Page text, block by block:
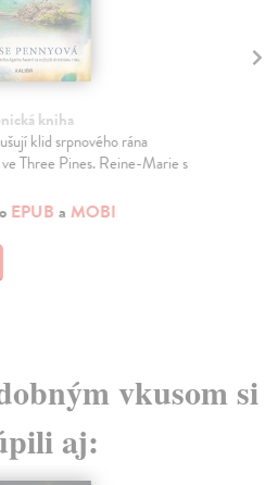
kniha
klid srpnového rána
Three Pines. Reine-Marie s
EPUB a MOBI
vkusom si
aj: